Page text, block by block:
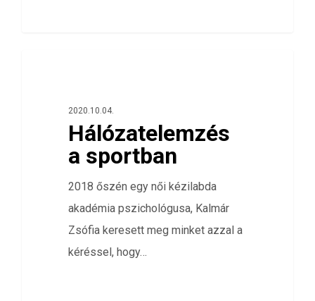
2020.10.04.
Hálózatelemzés
a sportban
2018 őszén egy női kézilabda
akadémia pszichológusa, Kalmár
Zsófia keresett meg minket azzal a
kéréssel, hogy…